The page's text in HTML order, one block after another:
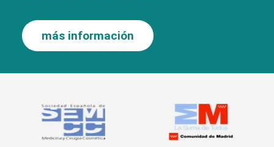
más información